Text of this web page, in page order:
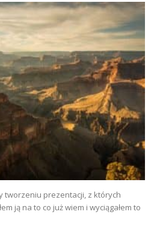
tworzeniu prezentacji, z których
ją na to co już wiem i wyciągałem to